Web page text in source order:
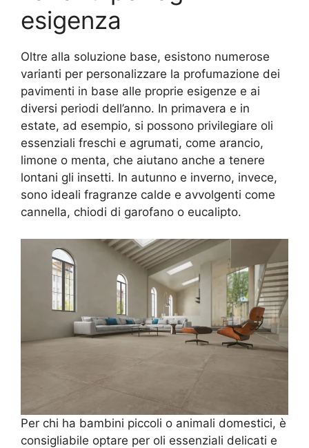
esigenza
Oltre alla soluzione base, esistono numerose
varianti per personalizzare la profumazione dei
pavimenti in base alle proprie esigenze e ai
diversi periodi dell’anno. In primavera e in
estate, ad esempio, si possono privilegiare oli
essenziali freschi e agrumati, come arancio,
limone o menta, che aiutano anche a tenere
lontani gli insetti. In autunno e inverno, invece,
sono ideali fragranze calde e avvolgenti come
cannella, chiodi di garofano o eucalipto.
Per chi ha bambini piccoli o animali domestici, è
consigliabile optare per oli essenziali delicati e